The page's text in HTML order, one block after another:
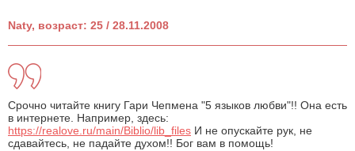
Naty, возраст: 25 / 28.11.2008
Срочно читайте книгу Гари Чепмена "5 языков любви"!! Она есть
в интернете. Например, здесь:
https://realove.ru/main/Biblio/lib_files И не опускайте рук, не
сдавайтесь, не падайте духом!! Бог вам в помощь!